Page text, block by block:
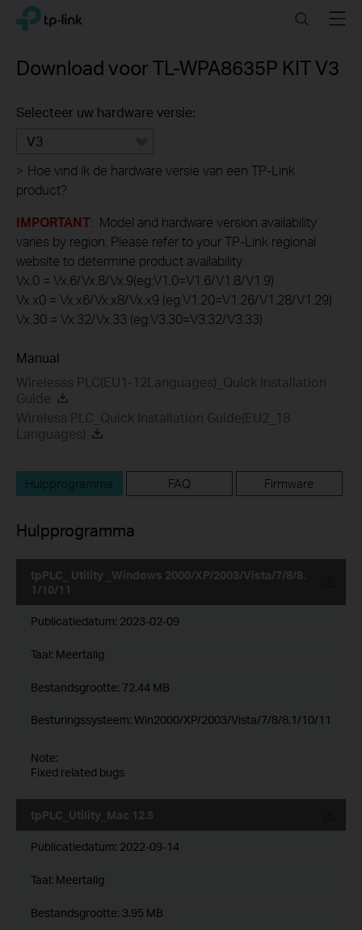
Click
navigation
TP-Link, Reliably Smart SearchMenu
Download voorTL-WPA8635P KITV3
Selecteer uw hardware versie:
V3
> Hoe vind ik de hardware versie van een TP-Link
product?
IMPORTANT: Model and hardware version availability
varies by region. Please refer to your TP-Link regional
website to determine product availability.
Vx.0 = Vx.6/Vx.8/Vx.9(eg:V1.0=V1.6/V1.8/V1.9)
Vx.x0 = Vx.x6/Vx.x8/Vx.x9 (eg:V1.20=V1.26/V1.28/V1.29)
Vx.30 = Vx.32/Vx.33 (eg:V3.30=V3.32/V3.33)
Manual
Wirelesss PLC(EU1-12Languages)_Quick Installation
Guide
Wireless PLC_Quick Installation Guide(EU2_18
Languages)
Hulpprogramma FAQ Firmware
Hulpprogramma
tpPLC_ Utility _Windows 2000/XP/2003/Vista/7/8/8.
1/10/11
Publicatiedatum: 2023-02-09
Taal: Meertalig
Bestandsgrootte: 72.44 MB
Besturingssysteem: Win2000/XP/2003/Vista/7/8/8.1/10/11
Note:
Fixed related bugs
tpPLC_Utility_Mac 12.5
Publicatiedatum: 2022-09-14
Taal: Meertalig
Bestandsgrootte: 3.95 MB